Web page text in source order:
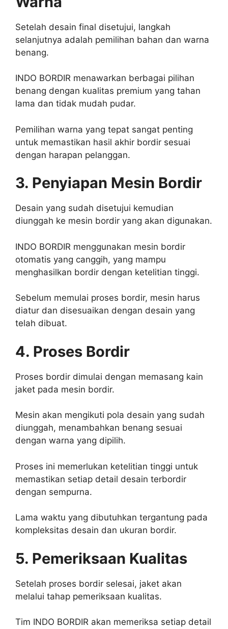
Setelah desain final disetujui, langkah
selanjutnya adalah pemilihan bahan dan warna
benang.
INDO BORDIR menawarkan berbagai pilihan
benang dengan kualitas premium yang tahan
lama dan tidak mudah pudar.
Pemilihan warna yang tepat sangat penting
untuk memastikan hasil akhir bordir sesuai
dengan harapan pelanggan.
3. Penyiapan Mesin Bordir
Desain yang sudah disetujui kemudian
diunggah ke mesin bordir yang akan digunakan.
INDO BORDIR menggunakan mesin bordir
otomatis yang canggih, yang mampu
menghasilkan bordir dengan ketelitian tinggi.
Sebelum memulai proses bordir, mesin harus
diatur dan disesuaikan dengan desain yang
telah dibuat.
4. Proses Bordir
Proses bordir dimulai dengan memasang kain
jaket pada mesin bordir.
Mesin akan mengikuti pola desain yang sudah
diunggah, menambahkan benang sesuai
dengan warna yang dipilih.
Proses ini memerlukan ketelitian tinggi untuk
memastikan setiap detail desain terbordir
dengan sempurna.
Lama waktu yang dibutuhkan tergantung pada
kompleksitas desain dan ukuran bordir.
5. Pemeriksaan Kualitas
Setelah proses bordir selesai, jaket akan
melalui tahap pemeriksaan kualitas.
Tim INDO BORDIR akan memeriksa setiap detail